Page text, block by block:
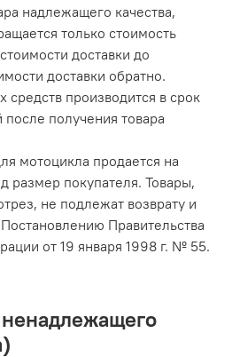
надлежащего качества,
только стоимость
доставки до
доставки обратно.
средств производится в срок
получения товара
мотоцикла продается на
размер покупателя. Товары,
не подлежат возврату и
Правительства
от 19 января 1998 г. № 55.
ненадлежащего